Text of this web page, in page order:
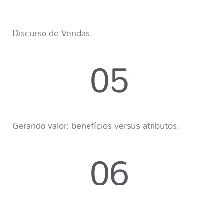
Discurso de Vendas.
05
Gerando valor: benefícios versus atributos.
06